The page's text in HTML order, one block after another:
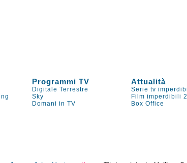
Programmi TV Attualità
Digitale Terrestre Serie tv
Sky Film imperdibili
Domani in TV Box Office